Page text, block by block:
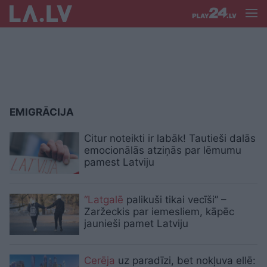
EMIGRĀCIJA
Citur noteikti ir labāk! Tautieši dalās
emocionālās atziņās par lēmumu
pamest Latviju
“Latgalē palikuši tikai vecīši” –
Zaržeckis par iemesliem, kāpēc
jaunieši pamet Latviju
Cerēja uz paradīzi, bet nokļuva ellē: